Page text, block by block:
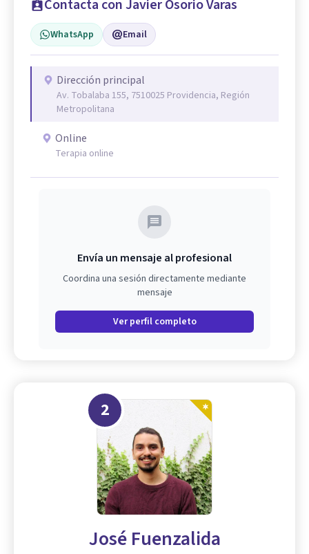
Contacta con Javier Osorio Varas
WhatsApp Email
Dirección principal
Av. Tobalaba 155, 7510025 Providencia, Región
Metropolitana
Online
Terapia online
Envía un mensaje al profesional
Coordina una sesión directamente mediante
mensaje
Ver perfil completo
2
José Fuenzalida